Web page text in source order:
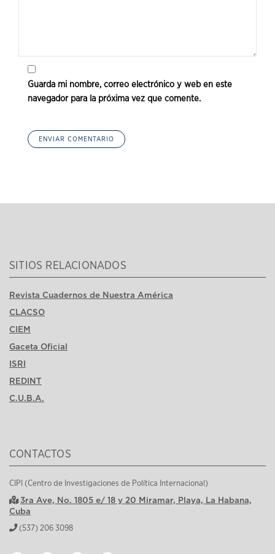
Guarda mi nombre, correo electrónico y web en este
navegador para la próxima vez que comente.
SITIOS RELACIONADOS
Revista Cuadernos de Nuestra América
CLACSO
CIEM
Gaceta Oficial
ISRI
REDINT
C.U.B.A.
CONTACTOS
CIPI (Centro de Investigaciones de Política Internacional)
3ra Ave, No. 1805 e/ 18 y 20 Miramar, Playa, La Habana,
Cuba
(537) 206 3098